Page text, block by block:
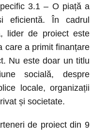
3.1 – O piață a
eficientă. În cadrul
lider de proiect este
care a primit finanțare
Nu este doar un titlu
socială, despre
locale, organizații
și societate.
de proiect din 9